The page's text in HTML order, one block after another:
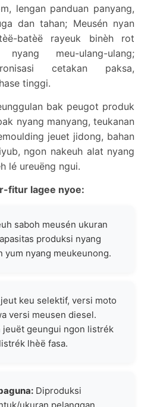
lengan panduan panyang,
dan tahan; Meusén nyan
batèë rayeuk binèh rot
meu-ulang-ulang;
cetakan paksa,
tinggi.
bak peugot produk
nyang manyang, teukanan
jeuet jidong, bahan
ngon nakeuh alat nyang
lé ureuëng ngui.
fitur lagee nyoe:
saboh meusén ukuran
produksi nyang
yum nyang meukeunong.
jeut keu selektif, versi moto
versi meusen diesel.
jeuët geungui ngon listrék
lhèë fasa.
Diproduksi